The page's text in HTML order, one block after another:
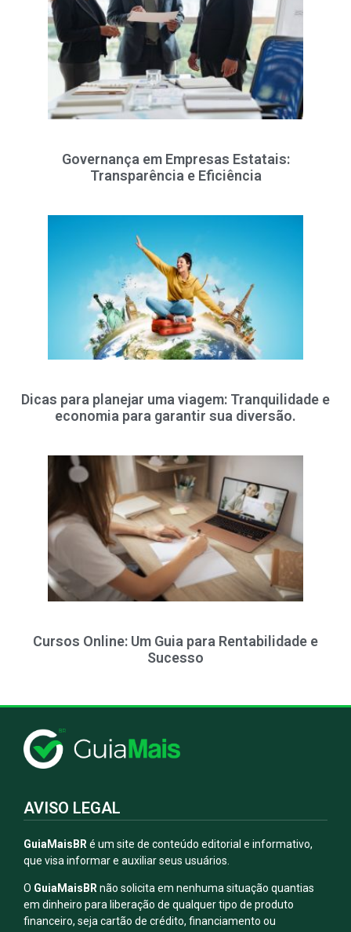
Governança em Empresas Estatais:
Transparência e Eficiência
Dicas para planejar uma viagem: Tranquilidade e
economia para garantir sua diversão.
Cursos Online: Um Guia para Rentabilidade e
Sucesso
AVISO LEGAL
GuiaMaisBR é um site de conteúdo editorial e informativo,
que visa informar e auxiliar seus usuários.
O GuiaMaisBR não solicita em nenhuma situação quantias
em dinheiro para liberação de qualquer tipo de produto
financeiro, seja cartão de crédito, financiamento ou